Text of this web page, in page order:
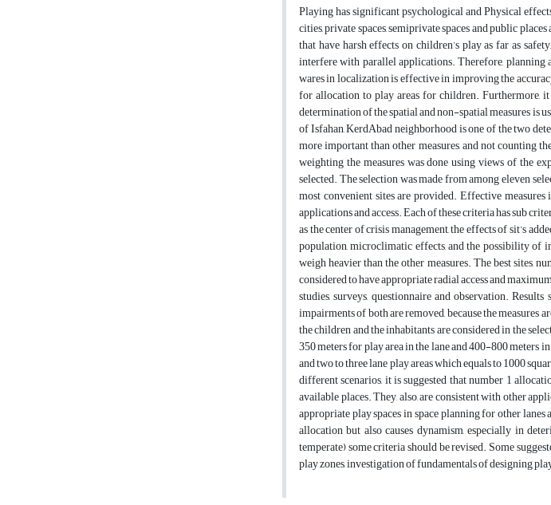
Playing has significant psychological and Physical
cities, private spaces, semiprivate spaces and public
that have harsh effects on children’s play as far as
interfere with parallel applications. Therefore, planning
wares in localization is effective in improving the
for allocation to play areas for children. Furthermore,
determination of the spatial and non-spatial measures is
of Isfahan, KerdAbad neighborhood is one of the two
more important than other measures, and not counting
weighting the measures was done using views of the
selected. The selection was made from among eleven
most convenient sites are provided. Effective
applications and access. Each of these criteria has sub
as the center of crisis management, the effects of sit’s
population, microclimatic effects, and the possibility of
weigh heavier than the other measures. The best sites,
considered to have appropriate radial access and
studies, surveys, questionnaire and observation.
impairments of both are removed, because the measures
the children and the inhabitants are considered in the
350 meters for play area in the lane and 400-800 meters
and two to three lane play areas which equals to 1000
different scenarios, it is suggested that number 1
available places. They, also, are consistent with other
appropriate play spaces in space planning for other
allocation but also causes dynamism, especially in
temperate) some criteria should be revised. Some
play zones, investigation of fundamentals of designing